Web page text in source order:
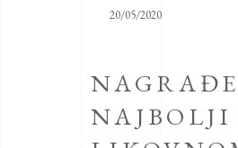
20/05/2020
NAJBOLJI